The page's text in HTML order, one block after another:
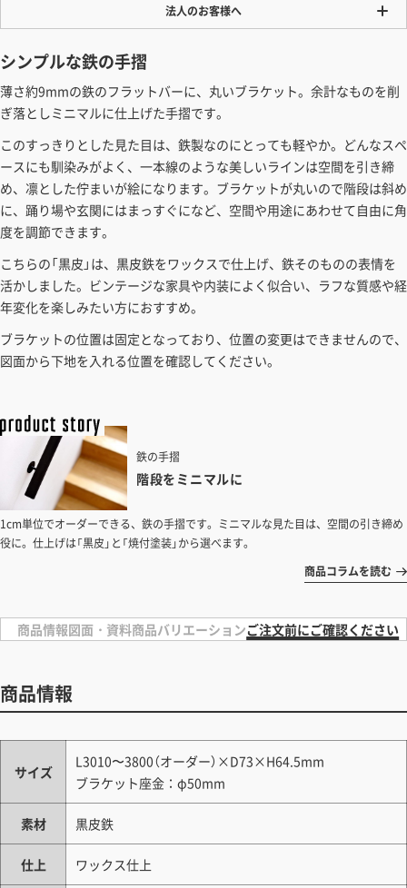
法人のお客様へ
ワンプライス販売
法人・個人様いずれも全て一律の価格で販売しております。法人/個人
事業主様には「請求書払い」も対応しています。
カートでのお見積り機能
「この商品を選ぶ」からご希望の商品をカートに入れていただき、お届
け先種別・都道府県を選択すると、送料を含んだ合計金額を確認する
ことができます。お見積り書の出力も可能です。
見積もりガイドはこちら
シンプルな鉄の手摺
薄さ約9mmの鉄のフラットバーに、丸いブラケット。余計なものを削
ぎ落としミニマルに仕上げた手摺です。
このすっきりとした見た目は、鉄製なのにとっても軽やか。どんなスペ
ースにも馴染みがよく、一本線のような美しいラインは空間を引き締
め、凛とした佇まいが絵になります。ブラケットが丸いので階段は斜め
に、踊り場や玄関にはまっすぐになど、空間や用途にあわせて自由に角
度を調節できます。
こちらの「黒皮」は、黒皮鉄をワックスで仕上げ、鉄そのものの表情を
活かしました。ビンテージな家具や内装によく似合い、ラフな質感や経
年変化を楽しみたい方におすすめ。
ブラケットの位置は固定となっており、位置の変更はできませんので、
図面から下地を入れる位置を確認してください。
鉄の手摺
階段をミニマルに
1cm単位でオーダーできる、鉄の手摺です。ミニマルな見た目は、空間の引き締め
役に。仕上げは「黒皮」と「焼付塗装」から選べます。
商品コラムを読む
商品情報図面・資料商品バリエーションご注文前にご確認ください
商品情報
サイズ
L3010〜3800（オーダー）×D73×H64.5mm
ブラケット座金：φ50mm
素材 黒皮鉄
仕上 ワックス仕上